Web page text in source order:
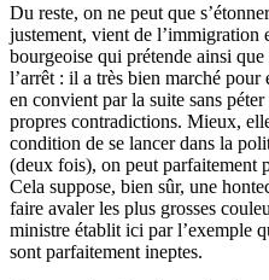
Du reste, on ne peut que
justement, vient de l’immigration
bourgeoise qui prétende ainsi
l’arrêt : il a très bien marché pour
en convient par la suite sans
propres contradictions. Mieux,
condition de se lancer dans la
(deux fois), on peut parfaitement
Cela suppose, bien sûr, une
faire avaler les plus grosses
ministre établit ici par l’exemple
sont parfaitement ineptes.